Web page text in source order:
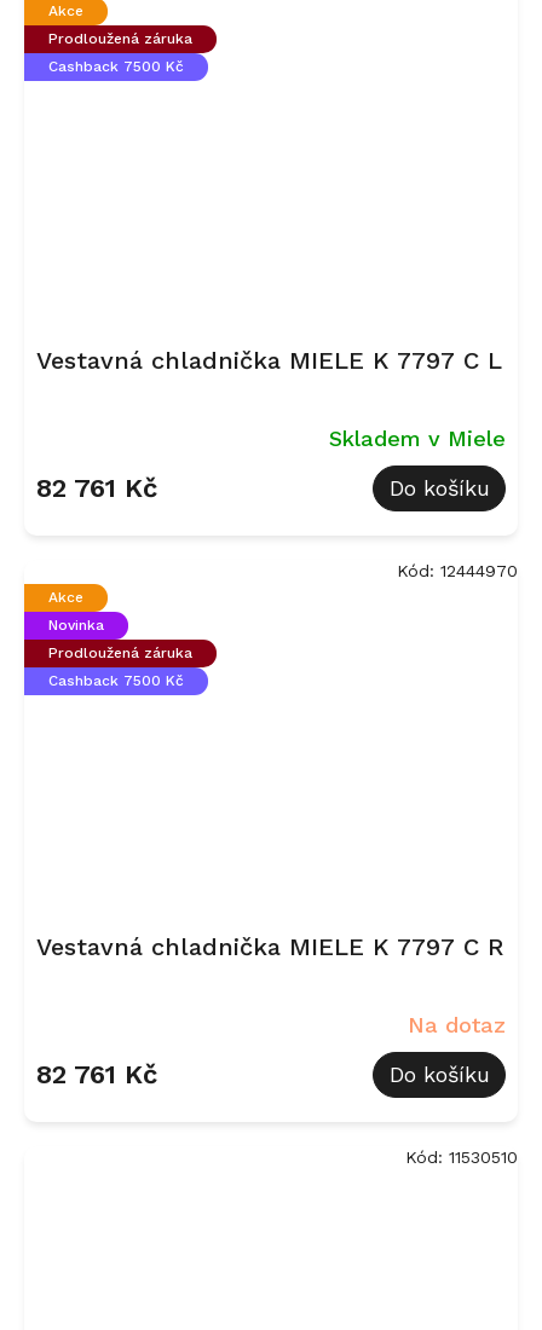
Akce
Prodloužená záruka
Cashback 7500 Kč
Vestavná chladnička MIELE K 7797 C L
Skladem v Miele
82 761 Kč Do košíku
Akce
Novinka
Prodloužená záruka
Cashback 7500 Kč
Vestavná chladnička MIELE K 7797 C R
Na dotaz
82 761 Kč Do košíku
Kód: 12444970
Kód: 11530510